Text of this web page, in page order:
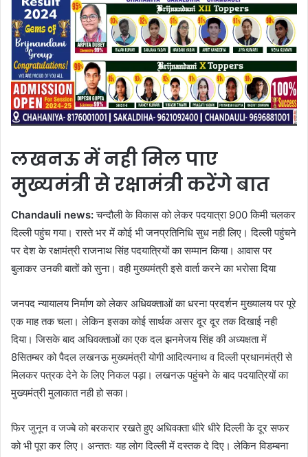
लखनऊ में नही मिल पाए
मुख्यमंत्री से रक्षामंत्री करेंगे बात
Chandauli news:चन्दौली के विकास को लेकर पदयात्रा 900 किमी चलकर
दिल्ली पहुंच गया। रास्ते भर में कोई भी जनप्रतिनिधि सुध नही लिए। दिल्ली पहुंचने
पर देश के रक्षामंत्री राजनाथ सिंह पदयात्रियों का सम्मान किया। आवास पर
बुलाकर उनकी बातों को सुना। वही मुख्यमंत्री इसे वार्ता करने का भरोसा दिया
जनपद न्यायालय निर्माण को लेकर अधिवक्ताओं का धरना प्रदर्शन मुख्यालय पर पूरे
एक माह तक चला। लेकिन इसका कोई सार्थक असर दूर दूर तक दिखाई नही
दिया। जिसके बाद अधिवक्ताओं का एक दल झनमेजय सिंह की अध्यक्षता में
8सितम्बर को पैदल लखनऊ मुख्यमंत्री योगी आदित्यनाथ व दिल्ली प्रधानमंत्री से
मिलकर पत्रक देने के लिए निकल पड़ा। लखनऊ पहुंचने के बाद पदयात्रियों का
मुख्यमंत्री मुलाकात नही हो सका।
फिर जुनून व जज्बे को बरकरार रखते हुए अधिवक्ता धीरे धीरे दिल्ली के दूर सफर
को भी पूरा कर लिए। अन्ततः यह लोग दिल्ली में दस्तक दे दिए। लेकिन विडम्बना